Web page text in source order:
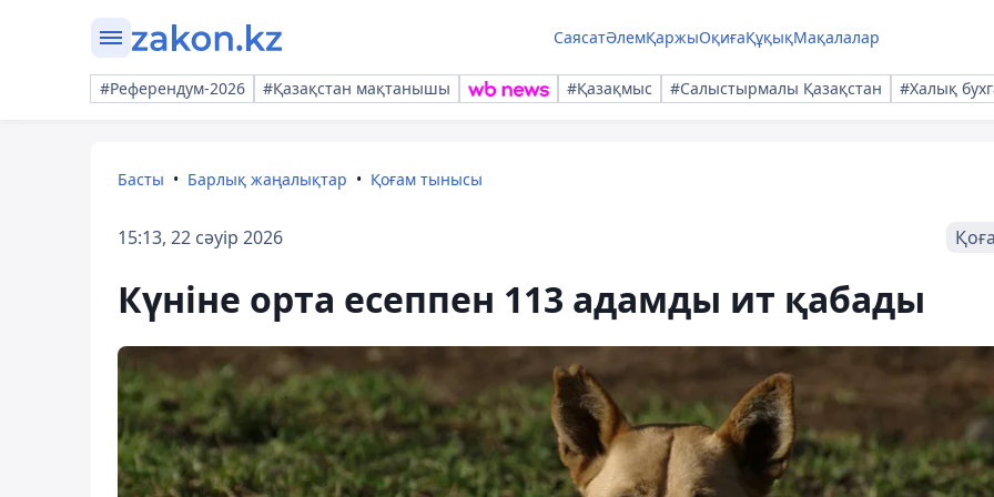
СаясатӘлемҚаржыОқиғаҚұқықМақалалар
#Референдум-2026 #Қазақстан мақтанышы #Қазақмыс #Салыстырмалы Қазақстан #Халық
Басты Барлық жаңалықтар Қоғам тынысы
15:13, 22 сәуір 2026
Күніне орта есеппен 113 адамды ит қабады